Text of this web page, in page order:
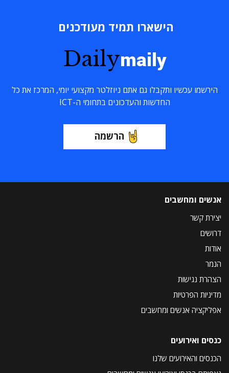
הישארו תמיד מעודכנים
Dailymaily
הירשמו עכשיו ותקבלו גם אתם ניוזלטר מקצועי יומי, המרכז את כל
החדשות והעדכונים בתחומי ה-ICT
הרשמה
אנשים ומחשבים
יצירת קשר
דרושים
אודות
הנמר
הצהרת נגישות
מדיניות הפרטיות
אפליקציה אנשים ומחשבים
כנסים ואירועים
הכנסים והאירועים שלנו